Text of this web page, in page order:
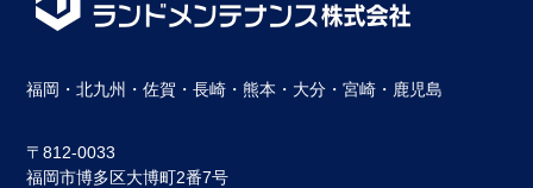
福岡・北九州・佐賀・長崎・熊本・大分・宮崎・鹿児島
〒812-0033
福岡市博多区⼤博町2番7号